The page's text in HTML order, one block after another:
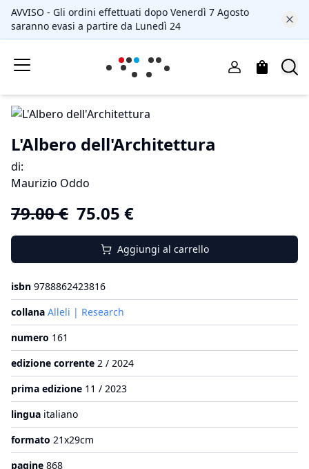
AVVISO - Gli ordini effettuati dopo Venerdì 7 Agosto
saranno evasi a partire da Lunedì 24
L'Albero dell'Architettura
di:
Maurizio Oddo
79.00€ 75.05 €
Aggiungi al carrello
isbn 9788862423816
collana Alleli | Research
numero 161
edizione corrente 2 / 2024
prima edizione 11 / 2023
lingua italiano
formato 21x29cm
pagine 868